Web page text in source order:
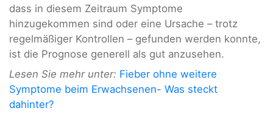
dass in diesem Zeitraum Symptome
hinzugekommen sind oder eine Ursache – trotz
regelmäßiger Kontrollen – gefunden werden konnte,
ist die Prognose generell als gut anzusehen.
Lesen Sie mehr unter: Fieber ohne weitere
Symptome beim Erwachsenen- Was steckt
dahinter?